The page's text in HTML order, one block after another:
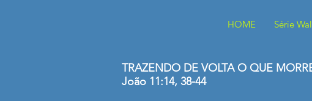
HOME Série
TRAZENDO DE VOLTA O QUE
João 11:14, 38-44